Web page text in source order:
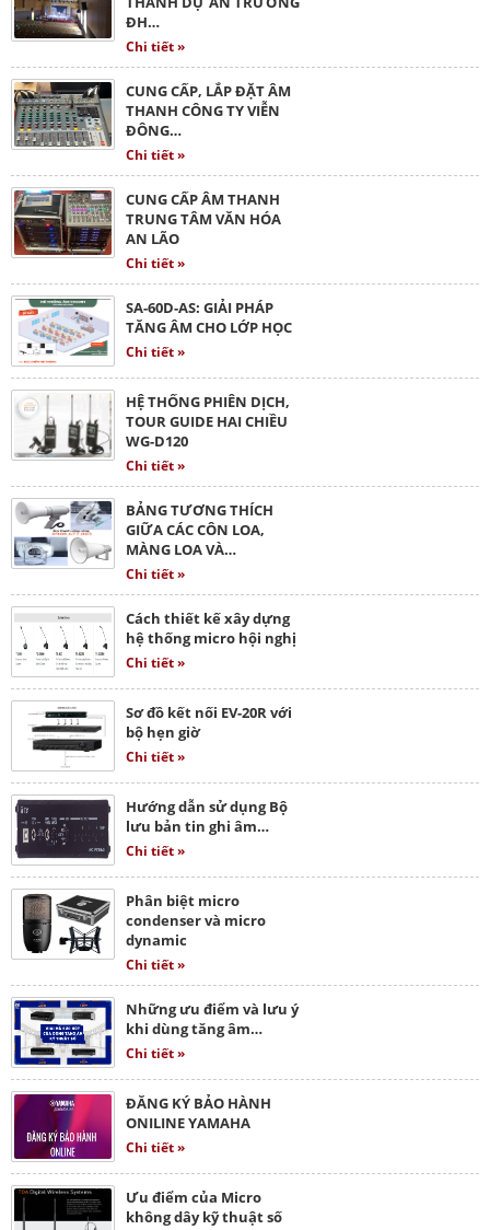
ĐH…
Chi tiết »
CUNG CẤP, LẮP ĐẶT ÂM
THANH CÔNG TY VIỄN
ĐÔNG…
Chi tiết »
CUNG CẤP ÂM THANH
TRUNG TÂM VĂN HÓA
AN LÃO
Chi tiết »
SA-60D-AS: GIẢI PHÁP
TĂNG ÂM CHO LỚP HỌC
Chi tiết »
HỆ THỐNG PHIÊN DỊCH,
TOUR GUIDE HAI CHIỀU
WG-D120
Chi tiết »
BẢNG TƯƠNG THÍCH
GIỮA CÁC CÔN LOA,
MÀNG LOA VÀ…
Chi tiết »
Cách thiết kế xây dựng
hệ thống micro hội nghị
Chi tiết »
Sơ đồ kết nối EV-20R với
bộ hẹn giờ
Chi tiết »
Hướng dẫn sử dụng Bộ
lưu bản tin ghi âm…
Chi tiết »
Phân biệt micro
condenser và micro
dynamic
Chi tiết »
Những ưu điểm và lưu ý
khi dùng tăng âm…
Chi tiết »
ĐĂNG KÝ BẢO HÀNH
ONILINE YAMAHA
Chi tiết »
Ưu điểm của Micro
không dây kỹ thuật số